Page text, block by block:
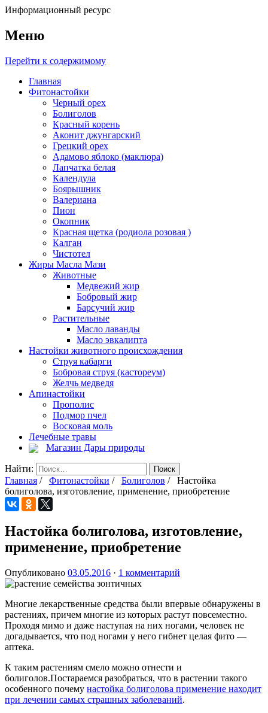
Информационный ресурс
Меню
Перейти к содержимому
Главная
Фитонастойки
Черный орех
Болиголов
Красный корень
Аконит джунгарский
Грецкий орех
Адамово яблоко (маклюра)
Лапчатка белая
Календула
Боярышник
Валериана
Пион
Окопник
Красная щетка (родиола розовая )
Калган
Чистотел
Жиры Масла Мази
Животные
Медвежий жир
Бобровый жир
Барсучий жир
Растительные
Масло лаванды
Масло эвкалипта
Настойки животного происхождения
Струя кабарги
Бобровая струя (кастореум)
Желчь медведя
Апинастойки
Прополис
Подмор пчел
Восковая моль
Лечебные травы
Магазин Дары природы
Найти:
Главная / Фитонастойки / Болиголов / Настойка
болиголова, изготовление, применение, приобретение
Настойка болиголова, изготовление,
применение, приобретение
Опубликовано 03.05.2016 · 1 комментарий
Многие лекарственные средства были впервые обнаружены в
растениях, причем многие из которых растут повсеместно.
Проходя мимо и даже наступая на них ногами, человек не
догадывается, что под ногами у него гибнет целая фито —
аптека.
К таким растениям смело можно отнести и
болиголов.Постараемся разобраться, что в растении такого
особенного почему настойка болиголова применение находит
при лечении самых страшных заболеваний.